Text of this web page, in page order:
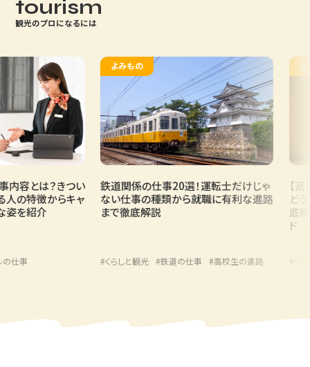
tourism
観光のプロになるには
容とは？きつい
の特徴からキャ
を紹介
事
よみもの
鉄道関係の仕事20選！運転士だけじゃ
ない仕事の種類から就職に有利な進路
まで徹底解説
#くらしと観光 #鉄道の仕事 #高校生の進路
よみ
【高
どう
底解